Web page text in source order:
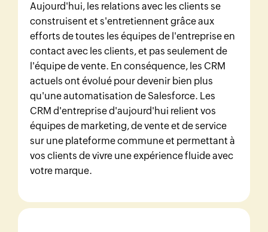
Aujourd'hui, les relations avec les clients se
construisent et s'entretiennent grâce aux
efforts de toutes les équipes de l'entreprise en
contact avec les clients, et pas seulement de
l'équipe de vente. En conséquence, les CRM
actuels ont évolué pour devenir bien plus
qu'une automatisation de Salesforce. Les
CRM d'entreprise d'aujourd'hui relient vos
équipes de marketing, de vente et de service
sur une plateforme commune et permettant à
vos clients de vivre une expérience fluide avec
votre marque.